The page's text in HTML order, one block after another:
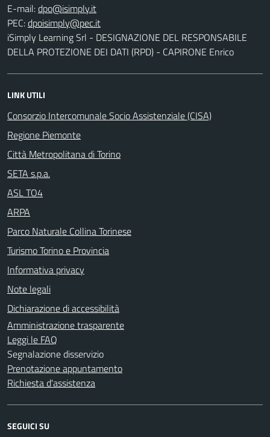
E-mail:
PEC:
iSimply Learning Srl - DESIGNAZIONE DEL RESPONSABILE
DELLA PROTEZIONE DEI DATI (RPD) - CAPIRONE Enrico
LINK UTILI
Consorzio Intercomunale Socio Assistenziale (CISA)
Regione Piemonte
Città Metropolitana di Torino
SETA s.p.a.
ASL TO4
ARPA
Parco Naturale Collina Torinese
Turismo Torino e Provincia
Informativa privacy
Note legali
Dichiarazione di accessibilità
Amministrazione trasparente
Leggi le FAQ
Segnalazione disservizio
Prenotazione appuntamento
Richiesta d'assistenza
SEGUICI SU